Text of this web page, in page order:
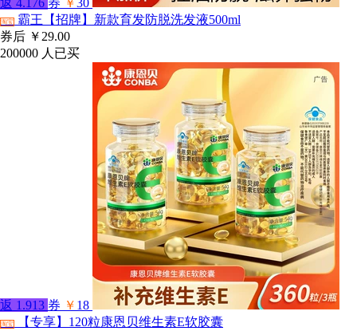
返 4.176 券 ￥30
淘宝
霸王【招牌】新款育发防脱洗发液500ml
券后 ￥29.00
200000 人已买
返 1.913 券 ￥ 18
淘宝
【专享】120粒康恩贝维生素E软胶囊